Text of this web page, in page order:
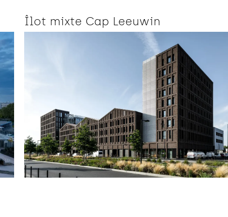
Îlot mixte Cap Leeuwin
Hébergement spécialisé